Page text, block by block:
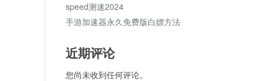
speed测速2024
手游加速器永久免费版白嫖方法
近期评论
您尚未收到任何评论。